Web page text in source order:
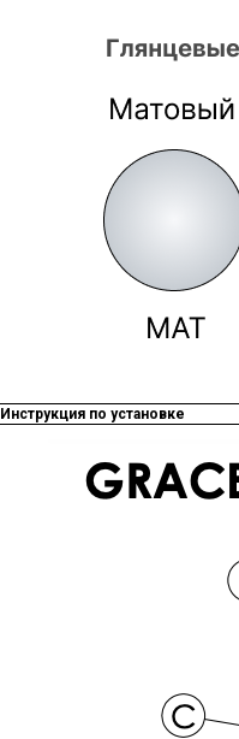
Инструкция по установке